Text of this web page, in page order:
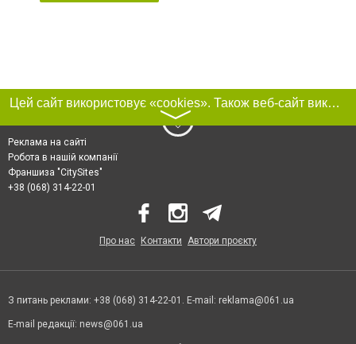
Цей сайт використовує «cookies». Також веб-сайт використовує інтернет-сервіс для збору технічних даних стосовно відвідувачів з метою отримання маркетингової та статистичної інформації. Умови обробки даних відвідувачів сайту див.
〉
Реклама на сайті
Робота в нашій компанії
Франшиза "CitySites"
+38 (068) 314-22-01
Про нас Контакти Автори проєкту
З питань реклами: +38 (068) 314-22-01. E-mail: reklama@061.ua
E-mail редакції: news@061.ua